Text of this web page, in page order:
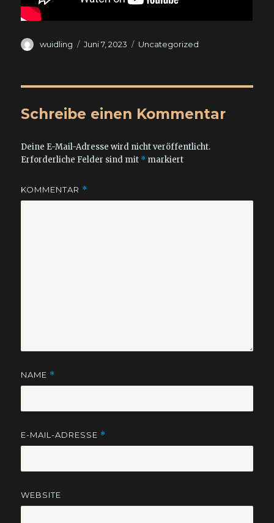
Autor
wuidling
Veröffentlicht
Juni 7, 2023 Kategorien
Uncategorized
Schreibe einen Kommentar
Deine E-Mail-Adresse wird nicht veröffentlicht.
Erforderliche Felder sind mit * markiert
KOMMENTAR *
NAME *
E-MAIL-ADRESSE *
WEBSITE